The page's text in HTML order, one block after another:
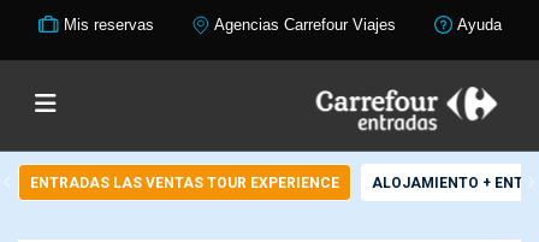
Mis reservas Agencias Carrefour Viajes Ayuda
ENTRADAS LAS VENTAS TOUR EXPERIENCE ALOJAMIENTO +